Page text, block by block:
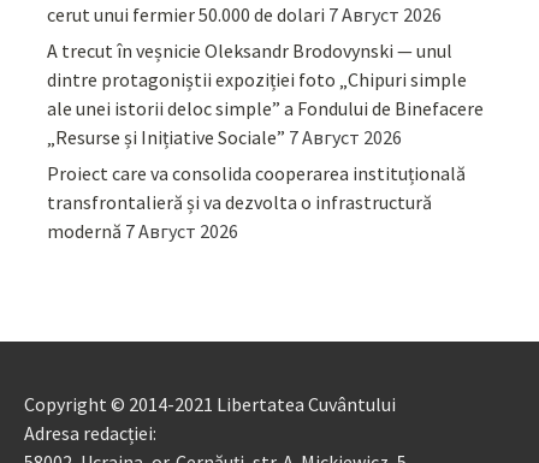
cerut unui fermier 50.000 de dolari 7 Август 2026
A trecut în veșnicie Oleksandr Brodovynski — unul
dintre protagoniștii expoziției foto „Chipuri simple
ale unei istorii deloc simple” a Fondului de Binefacere
„Resurse și Inițiative Sociale” 7 Август 2026
Proiect care va consolida cooperarea instituțională
transfrontalieră și va dezvolta o infrastructură
modernă 7 Август 2026
Copyright © 2014-2021 Libertatea Cuvântului
Adresa redacției: